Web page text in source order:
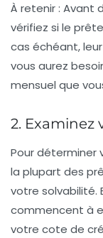
À retenir : Avant
vérifiez si le
cas échéant,
vous aurez
mensuel que
2. Examinez
Pour déterminer
la plupart des
votre solvabilité.
commencent à
votre cote de